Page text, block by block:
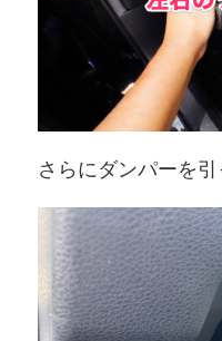
さらにダンパーを引